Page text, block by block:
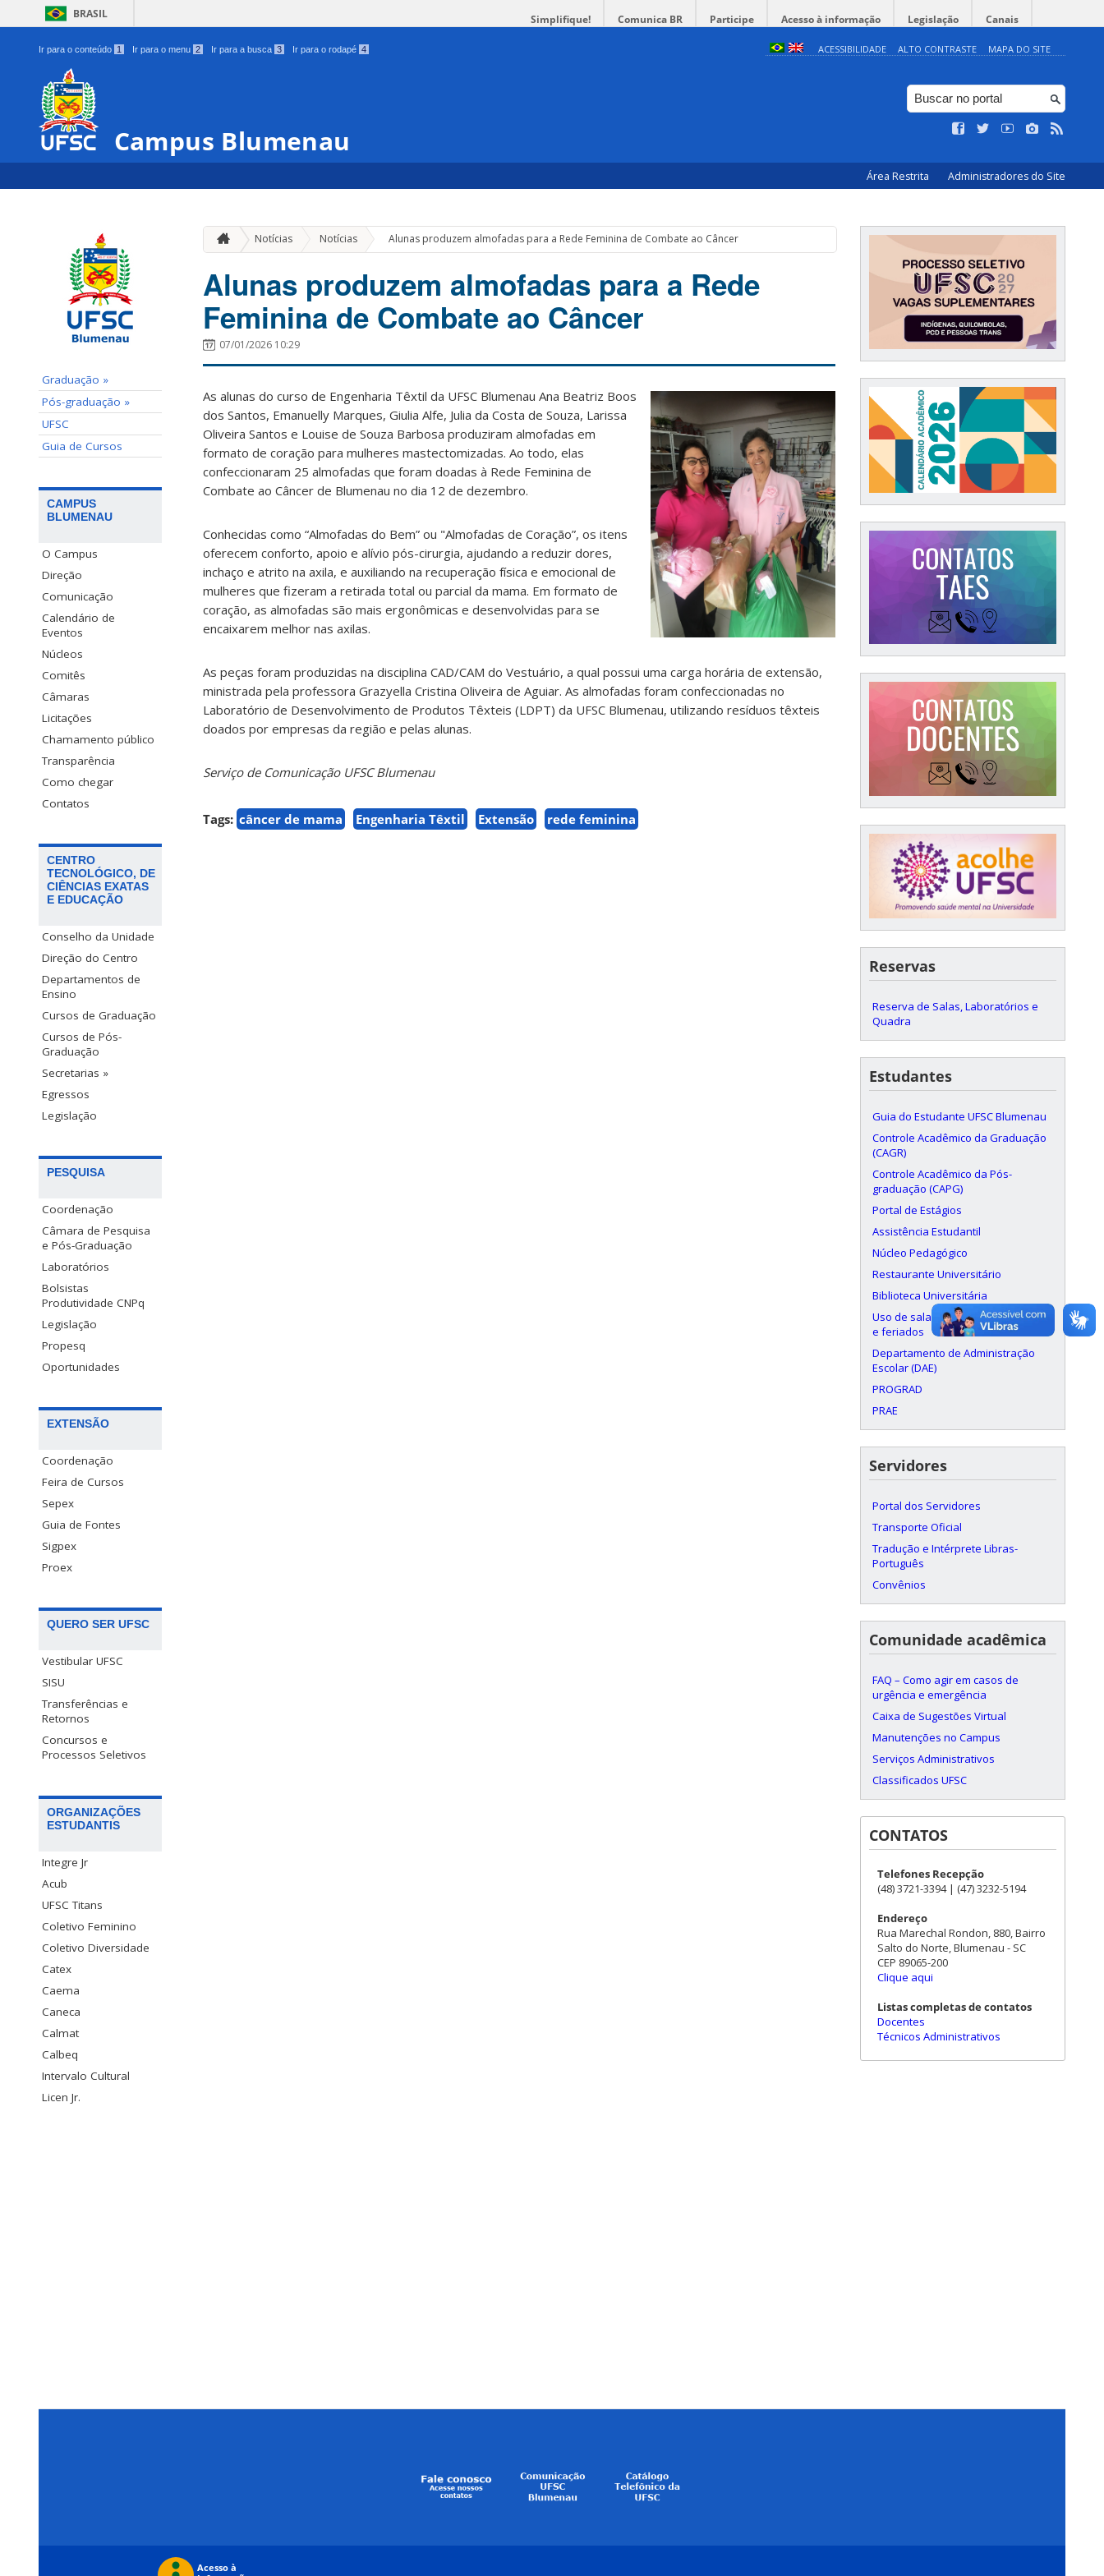
BRASIL Simplifique! Comunica BR Participe Acesso à informação Legislação Canais
Ir para o conteúdo 1 Ir para o menu 2 Ir para a busca 3 Ir para o rodapé 4 ACESSIBILIDADE ALTO CONTRASTE MAPA DO SITE
Campus Blumenau
Área Restrita Administradores do Site
Graduação »
Pós-graduação »
UFSC
Guia de Cursos
CAMPUS
BLUMENAU
O Campus
Direção
Comunicação
Calendário de
Eventos
Núcleos
Comitês
Câmaras
Licitações
Chamamento público
Transparência
Como chegar
Contatos
CENTRO
TECNOLÓGICO, DE
CIÊNCIAS EXATAS
E EDUCAÇÃO
Conselho da Unidade
Direção do Centro
Departamentos de
Ensino
Cursos de Graduação
Cursos de Pós-
Graduação
Secretarias »
Egressos
Legislação
PESQUISA
Coordenação
Câmara de Pesquisa
e Pós-Graduação
Laboratórios
Bolsistas
Produtividade CNPq
Legislação
Propesq
Oportunidades
EXTENSÃO
Coordenação
Feira de Cursos
Sepex
Guia de Fontes
Sigpex
Proex
QUERO SER UFSC
Vestibular UFSC
SISU
Transferências e
Retornos
Concursos e
Processos Seletivos
ORGANIZAÇÕES
ESTUDANTIS
Integre Jr
Acub
UFSC Titans
Coletivo Feminino
Coletivo Diversidade
Catex
Caema
Caneca
Calmat
Calbeq
Intervalo Cultural
Licen Jr.
Notícias Notícias » Alunas produzem almofadas para a Rede Feminina de Combate ao Câncer
Alunas produzem almofadas para a Rede
Feminina de Combate ao Câncer
07/01/2026 10:29
As alunas do curso de Engenharia Têxtil da UFSC Blumenau Ana Beatriz Boos
dos Santos, Emanuelly Marques, Giulia Alfe, Julia da Costa de Souza, Larissa
Oliveira Santos e Louise de Souza Barbosa produziram almofadas em
formato de coração para mulheres mastectomizadas. Ao todo, elas
confeccionaram 25 almofadas que foram doadas à Rede Feminina de
Combate ao Câncer de Blumenau no dia 12 de dezembro.
Conhecidas como “Almofadas do Bem” ou "Almofadas de Coração”, os itens
oferecem conforto, apoio e alívio pós-cirurgia, ajudando a reduzir dores,
inchaço e atrito na axila, e auxiliando na recuperação física e emocional de
mulheres que fizeram a retirada total ou parcial da mama. Em formato de
coração, as almofadas são mais ergonômicas e desenvolvidas para se
encaixarem melhor nas axilas.
As peças foram produzidas na disciplina CAD/CAM do Vestuário, a qual possui uma carga horária de extensão,
ministrada pela professora Grazyella Cristina Oliveira de Aguiar. As almofadas foram confeccionadas no
Laboratório de Desenvolvimento de Produtos Têxteis (LDPT) da UFSC Blumenau, utilizando resíduos têxteis
doados por empresas da região e pelas alunas.
Serviço de Comunicação UFSC Blumenau
Tags: câncer de mama Engenharia Têxtil Extensão rede feminina
Reservas
Reserva de Salas, Laboratórios e
Quadra
Estudantes
Guia do Estudante UFSC Blumenau
Controle Acadêmico da Graduação
(CAGR)
Controle Acadêmico da Pós-
graduação (CAPG)
Portal de Estágios
Assistência Estudantil
Núcleo Pedagógico
Restaurante Universitário
Biblioteca Universitária
Uso de salas aos finais de semana
e feriados
Departamento de Administração
Escolar (DAE)
PROGRAD
PRAE
Servidores
Portal dos Servidores
Transporte Oficial
Tradução e Intérprete Libras-
Português
Convênios
Comunidade acadêmica
FAQ – Como agir em casos de
urgência e emergência
Caixa de Sugestões Virtual
Manutenções no Campus
Serviços Administrativos
Classificados UFSC
CONTATOS
Telefones Recepção
(48) 3721-3394 | (47) 3232-5194
Endereço
Rua Marechal Rondon, 880, Bairro
Salto do Norte, Blumenau - SC
CEP 89065-200
Clique aqui
Listas completas de contatos
Docentes
Técnicos Administrativos